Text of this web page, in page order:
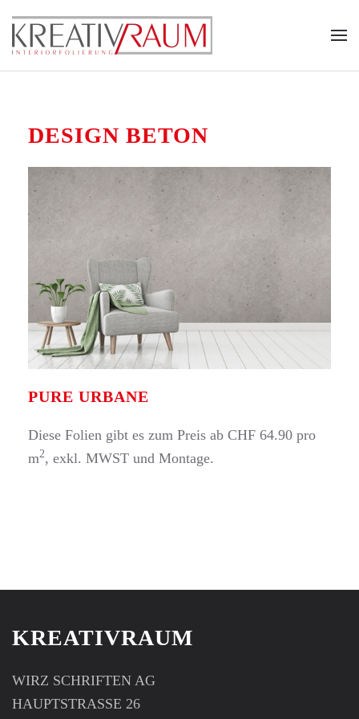
Zum Hauptinhalt springen
DESIGN BETON
PURE URBANE
Diese Folien gibt es zum Preis ab CHF 64.90 pro
m2, exkl. MWST und Montage.
KREATIVRAUM
WIRZ SCHRIFTEN AG
HAUPTSTRASSE 26